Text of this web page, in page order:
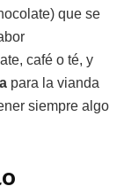
que se
café o té, y
para la vianda
siempre algo